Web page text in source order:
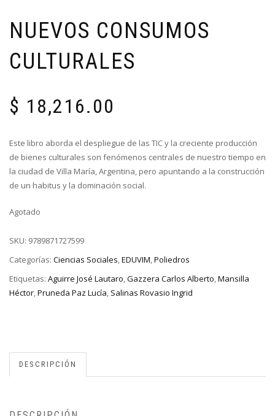
NUEVOS CONSUMOS
CULTURALES
$ 18,216.00
Este libro aborda el despliegue de las TIC y la creciente producción
de bienes culturales son fenómenos centrales de nuestro tiempo en
la ciudad de Villa María, Argentina, pero apuntando a la construcción
de un habitus y la dominación social.
Agotado
SKU: 9789871727599
Categorías: Ciencias Sociales,EDUVIM,Poliedros
Etiquetas: Aguirre José Lautaro,Gazzera Carlos Alberto,Mansilla
Héctor,Pruneda Paz Lucía, Salinas Rovasio Ingrid
DESCRIPCIÓN